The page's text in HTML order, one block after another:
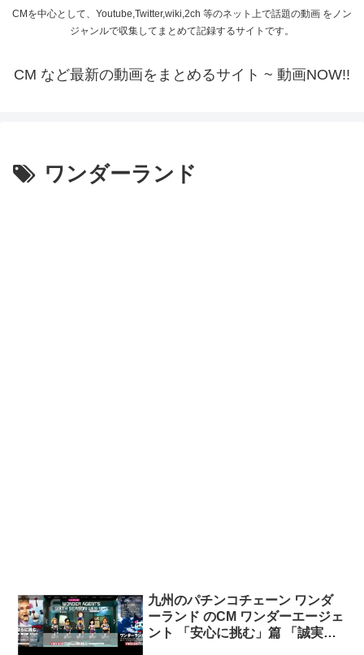
CMを中心として、Youtube,Twitter,wiki,2ch 等のネット上で話題の動画 をノン
ジャンルで収集してまとめて記録するサイトです。
CM など最新の動画をまとめるサイト ~ 動画NOW!!
ワンダーランド
九州のパチンコチェーン ワンダ
ーランド のCM ワンダーエージェ
ント 「安心に挑む」篇 「誠実に